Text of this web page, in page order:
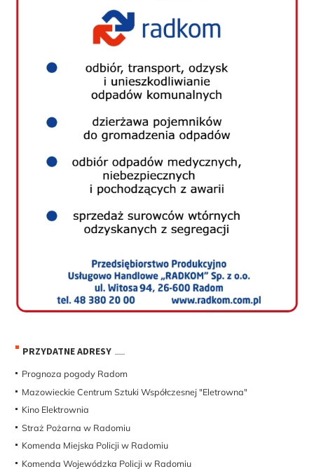
PRZYDATNE ADRESY
Prognoza pogody Radom
Mazowieckie Centrum Sztuki Współczesnej "Eletrowna"
Kino Elektrownia
Straż Pożarna w Radomiu
Komenda Miejska Policji w Radomiu
Komenda Wojewódzka Policji w Radomiu